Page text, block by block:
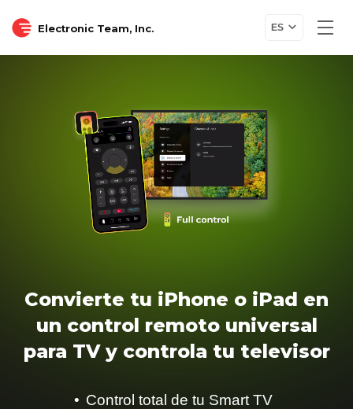
Electronic Team, Inc. ES
Convierte tu iPhone o iPad en
un control remoto universal
para TV y controla tu televisor
Control total de tu Smart TV